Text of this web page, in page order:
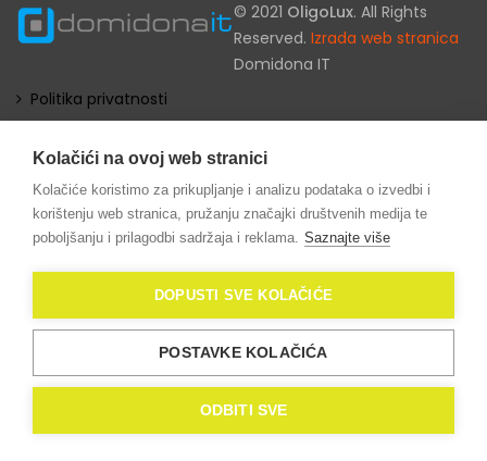
© 2021 OligoLux. All Rights
Reserved. Izrada web stranica
Domidona IT
Politika privatnosti
Kolačići na ovoj web stranici
Kolačiće koristimo za prikupljanje i analizu podataka o izvedbi i
korištenju web stranica, pružanju značajki društvenih medija te
poboljšanju i prilagodbi sadržaja i reklama. Saznajte više
DOPUSTI SVE KOLAČIĆE
POSTAVKE KOLAČIĆA
ODBITI SVE